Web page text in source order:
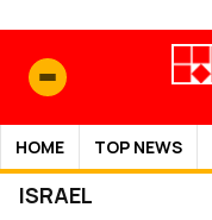
HOME TOP NEWS
ISRAEL